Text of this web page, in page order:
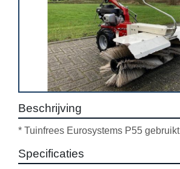
Beschrijving
* Tuinfrees Eurosystems P55 gebruikt
Specificaties